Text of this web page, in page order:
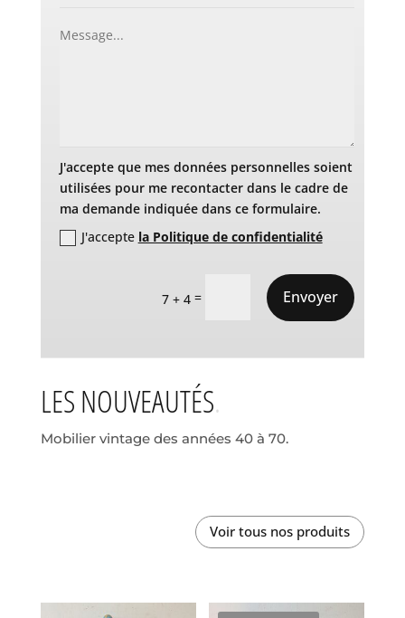
J'accepte que mes données personnelles soient
utilisées pour me recontacter dans le cadre de
ma demande indiquée dans ce formulaire.
J'accepte la Politique de confidentialité
7 + 4 = Envoyer
LES NOUVEAUTÉS
Mobilier vintage des années 40 à 70.
Voir tous nos produits